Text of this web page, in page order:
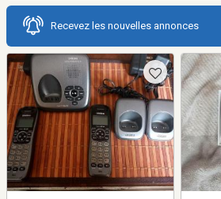
Recevez les nouvelles annonces